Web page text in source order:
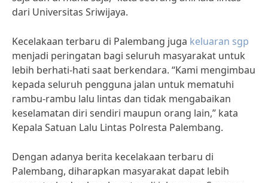
dari Universitas Sriwijaya.
Kecelakaan terbaru di Palembang juga keluaran sgp
menjadi peringatan bagi seluruh masyarakat untuk
lebih berhati-hati saat berkendara. “Kami mengimbau
kepada seluruh pengguna jalan untuk mematuhi
rambu-rambu lalu lintas dan tidak mengabaikan
keselamatan diri sendiri maupun orang lain,” kata
Kepala Satuan Lalu Lintas Polresta Palembang.
Dengan adanya berita kecelakaan terbaru di
Palembang, diharapkan masyarakat dapat lebih